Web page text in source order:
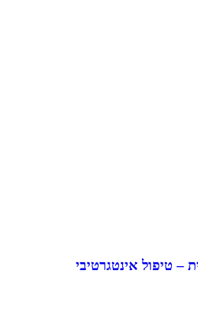
– טיפול אינטגרטיבי